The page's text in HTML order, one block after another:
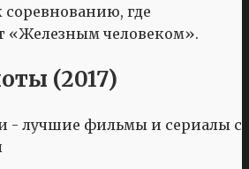
где
«Железным человеком».
(2017)